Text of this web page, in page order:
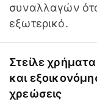
συναλλαγών
εξωτερικό.
Στείλε
και
χρεώσεις